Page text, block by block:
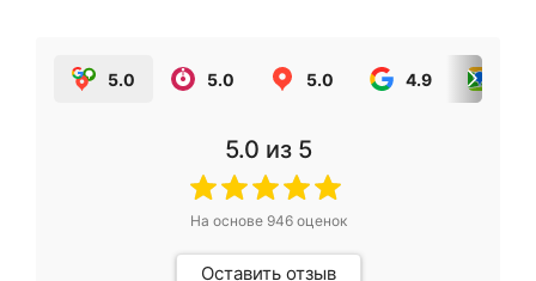
5.0 5.0 5.0 4.9
5.0 из 5
На основе 946оценок
Оставить отзыв